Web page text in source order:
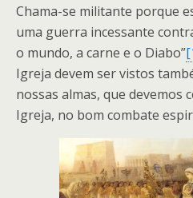
Chama-se militante porque
uma guerra incessante
o mundo, a carne e o Diabo”
Igreja devem ser vistos
nossas almas, que devemos
Igreja, no bom combate